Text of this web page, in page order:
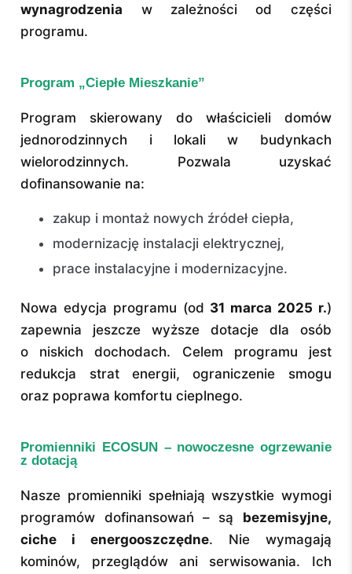
wynagrodzenia w zależności od części
programu.
Program „Ciepłe Mieszkanie”
Program skierowany do właścicieli domów
jednorodzinnych i lokali w budynkach
wielorodzinnych. Pozwala uzyskać
dofinansowanie na:
zakup i montaż nowych źródeł ciepła,
modernizację instalacji elektrycznej,
prace instalacyjne i modernizacyjne.
Nowa edycja programu (od 31 marca 2025 r.)
zapewnia jeszcze wyższe dotacje dla osób
o niskich dochodach. Celem programu jest
redukcja strat energii, ograniczenie smogu
oraz poprawa komfortu cieplnego.
Promienniki ECOSUN – nowoczesne ogrzewanie
z dotacją
Nasze promienniki spełniają wszystkie wymogi
programów dofinansowań – są bezemisyjne,
ciche i energooszczędne. Nie wymagają
kominów, przeglądów ani serwisowania. Ich